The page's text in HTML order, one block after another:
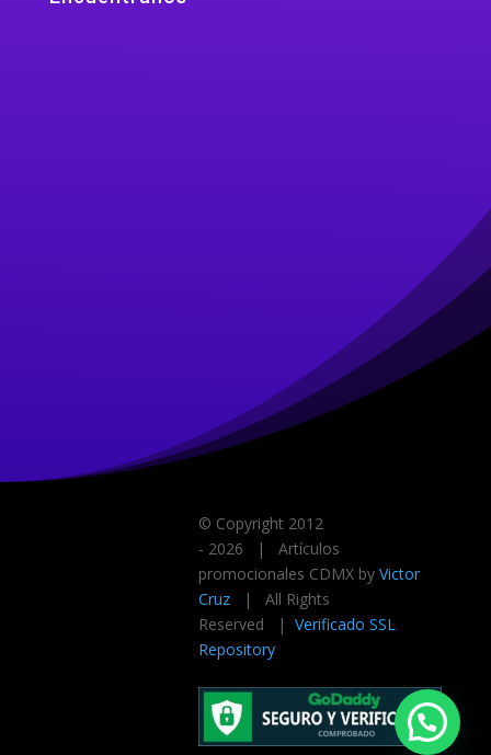
© Copyright 2012
- 2026 | Artículos
promocionales CDMX by Victor
Cruz| All Rights
Reserved | Verificado SSL
Repository